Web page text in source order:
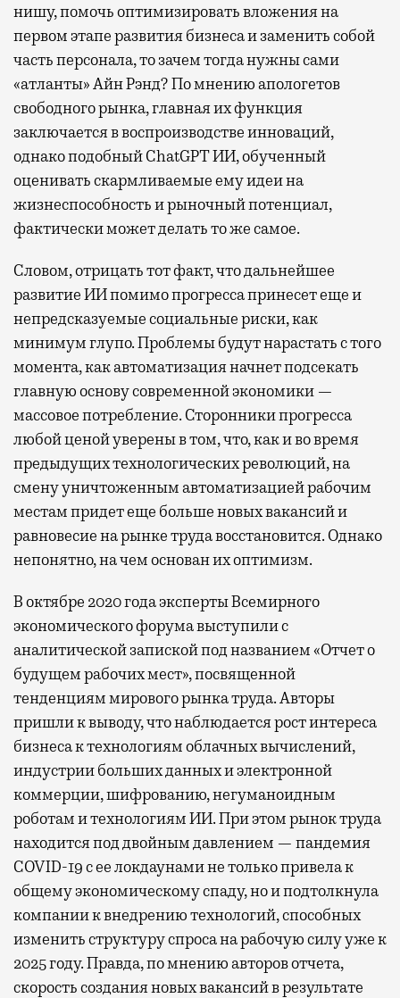
нишу, помочь оптимизировать вложения на
первом этапе развития бизнеса и заменить собой
часть персонала, то зачем тогда нужны сами
«атланты» Айн Рэнд? По мнению апологетов
свободного рынка, главная их функция
заключается в воспроизводстве инноваций,
однако подобный ChatGPT ИИ, обученный
оценивать скармливаемые ему идеи на
жизнеспособность и рыночный потенциал,
фактически может делать то же самое.
Словом, отрицать тот факт, что дальнейшее
развитие ИИ помимо прогресса принесет еще и
непредсказуемые социальные риски, как
минимум глупо. Проблемы будут нарастать с того
момента, как автоматизация начнет подсекать
главную основу современной экономики —
массовое потребление. Сторонники прогресса
любой ценой уверены в том, что, как и во время
предыдущих технологических революций, на
смену уничтоженным автоматизацией рабочим
местам придет еще больше новых вакансий и
равновесие на рынке труда восстановится. Однако
непонятно, на чем основан их оптимизм.
В октябре 2020 года эксперты Всемирного
экономического форума выступили с
аналитической запиской под названием «Отчет о
будущем рабочих мест», посвященной
тенденциям мирового рынка труда. Авторы
пришли к выводу, что наблюдается рост интереса
бизнеса к технологиям облачных вычислений,
индустрии больших данных и электронной
коммерции, шифрованию, негуманоидным
роботам и технологиям ИИ. При этом рынок труда
находится под двойным давлением — пандемия
COVID-19 с ее локдаунами не только привела к
общему экономическому спаду, но и подтолкнула
компании к внедрению технологий, способных
изменить структуру спроса на рабочую силу уже к
2025 году. Правда, по мнению авторов отчета,
скорость создания новых вакансий в результате